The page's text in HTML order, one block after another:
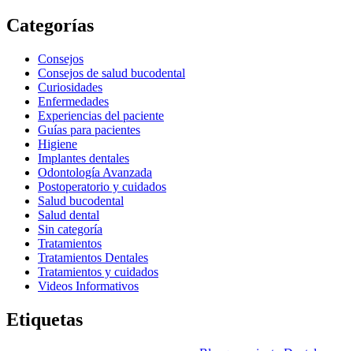
Categorías
Consejos
Consejos de salud bucodental
Curiosidades
Enfermedades
Experiencias del paciente
Guías para pacientes
Higiene
Implantes dentales
Odontología Avanzada
Postoperatorio y cuidados
Salud bucodental
Salud dental
Sin categoría
Tratamientos
Tratamientos Dentales
Tratamientos y cuidados
Videos Informativos
Etiquetas